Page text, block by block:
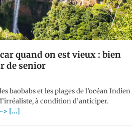
quand on est vieux : bien
de senior
baobabs et les plages de l’océan Indien
à condition d’anticiper.
[...]